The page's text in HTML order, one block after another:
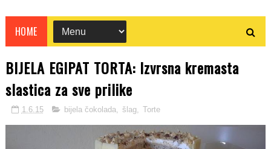
HOME
BIJELA EGIPAT TORTA: Izvrsna kremasta
slastica za sve prilike
1.6.15 bijela čokolada, šlag, Torte